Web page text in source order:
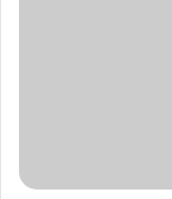
n
y